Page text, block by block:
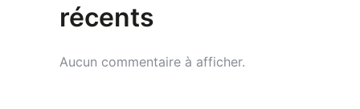
récents
Aucun commentaire à afficher.